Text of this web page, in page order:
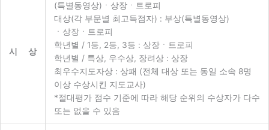
시 상
(특별동영상)ㆍ상장ㆍ트로피
대상(각 부문별 최고득점자) : 부상(특별동영상)
ㆍ상장ㆍ트로피
학년별 / 1등, 2등, 3등 : 상장ㆍ트로피
학년별 / 특상, 우수상, 장려상 : 상장
최우수지도자상 : 상패 (전체 대상 또는 동일 소속 8명
이상 수상시킨 지도교사)
*절대평가 점수 기준에 따라 해당 순위의 수상자가 다수
또는 없을 수 있음